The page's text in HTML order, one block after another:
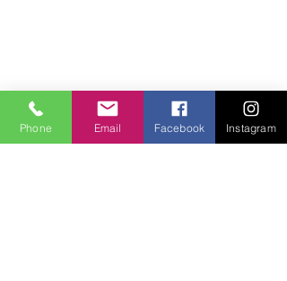
Phone Email Facebook Instagram